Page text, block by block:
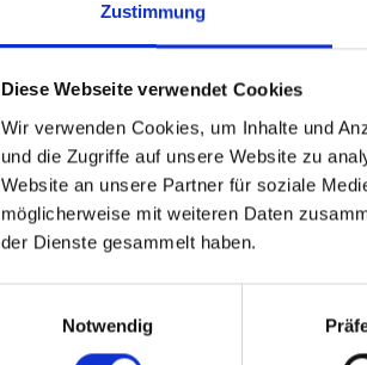
Zustimmung
Diese Webseite verwendet Cookies
Wir verwenden Cookies, um Inhalte und
und die Zugriffe auf unsere Website zu
Website an unsere Partner für soziale
möglicherweise mit weiteren Daten
der Dienste gesammelt haben.
Notwendig